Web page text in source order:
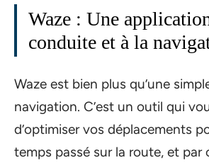
Waze : Une
conduite et à la
Waze est bien plus qu’une
navigation. C’est un outil qui
d’optimiser vos déplacements
temps passé sur la route, et par